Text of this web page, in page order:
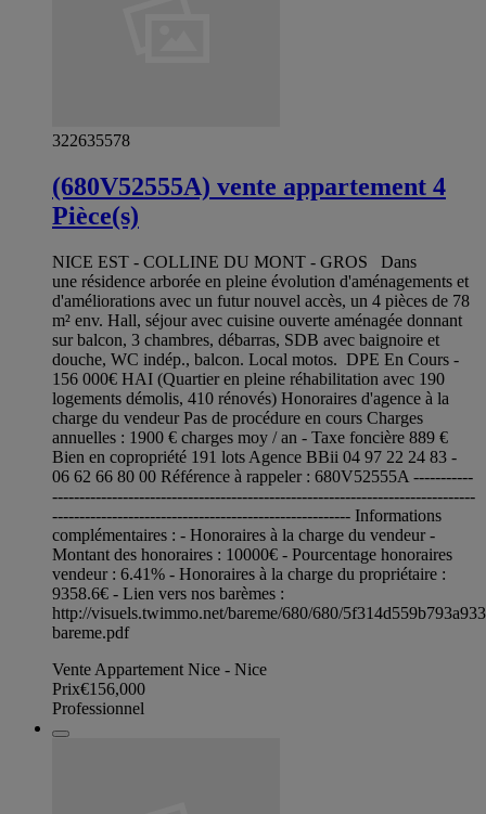
322635578
(680V52555A) vente appartement 4
Pièce(s)
NICE EST - COLLINE DU MONT - GROS Dans
une résidence arborée en pleine évolution d'aménagements et
d'améliorations avec un futur nouvel accès, un 4 pièces de 78
m² env. Hall, séjour avec cuisine ouverte aménagée donnant
sur balcon, 3 chambres, débarras, SDB avec baignoire et
douche, WC indép., balcon. Local motos. DPE En Cours -
156 000€ HAI (Quartier en pleine réhabilitation avec 190
logements démolis, 410 rénovés) Honoraires d'agence à la
charge du vendeur Pas de procédure en cours Charges
annuelles : 1900 € charges moy / an - Taxe foncière 889 €
Bien en copropriété 191 lots Agence BBii 04 97 22 24 83 -
06 62 66 80 00 Référence à rappeler : 680V52555A -----------
------------------------------------------------------------------------------
------------------------------------------------------- Informations
complémentaires : - Honoraires à la charge du vendeur -
Montant des honoraires : 10000€ - Pourcentage honoraires
vendeur : 6.41% - Honoraires à la charge du propriétaire :
9358.6€ - Lien vers nos barèmes :
http://visuels.twimmo.net/bareme/680/680/
bareme.pdf
Vente Appartement Nice - Nice
Prix€156,000
Professionnel